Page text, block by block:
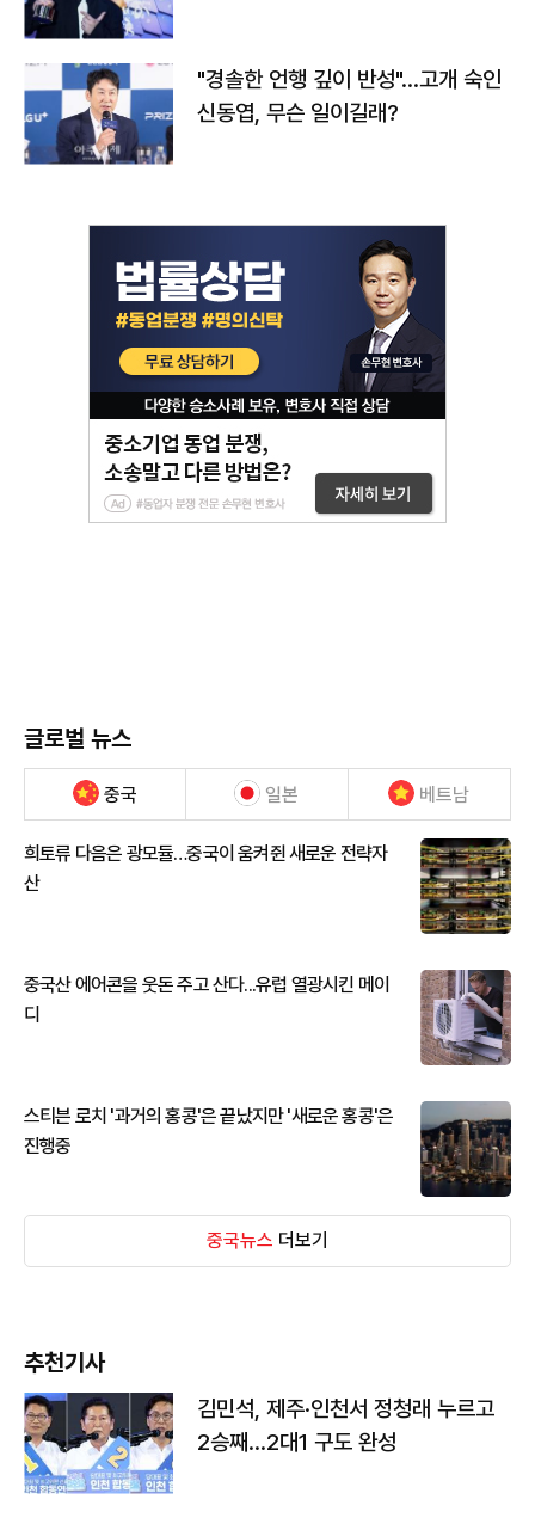
"경솔한 언행 깊이 반성"…고개 숙인
신동엽, 무슨 일이길래?
글로벌 뉴스
중국 일본 베트남
희토류 다음은 광모듈…중국이 움켜쥔 새로운 전략자
산
중국산 에어콘을 웃돈 주고 산다...유럽 열광시킨 메이
디
스티븐 로치 '과거의 홍콩'은 끝났지만 '새로운 홍콩'은
진행중
중국뉴스 더보기
추천기사
김민석, 제주·인천서 정청래 누르고
2승째…2대1 구도 완성